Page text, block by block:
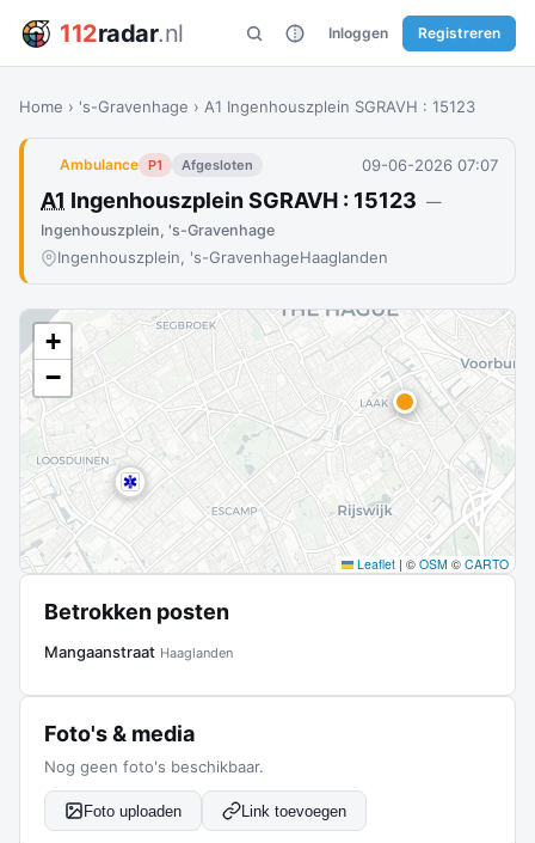
112radar.nl Inloggen Registreren
Home › 's-Gravenhage › A1 Ingenhouszplein SGRAVH : 15123
Ambulance P1 Afgesloten 09-06-2026 07:07
A1 Ingenhouszplein SGRAVH : 15123 —
Ingenhouszplein, 's-Gravenhage
Ingenhouszplein, 's-GravenhageHaaglanden
+
−
Leaflet | © OSM © CARTO
Betrokken posten
Mangaanstraat Haaglanden
Foto's & media
Nog geen foto's beschikbaar.
Foto uploaden Link toevoegen